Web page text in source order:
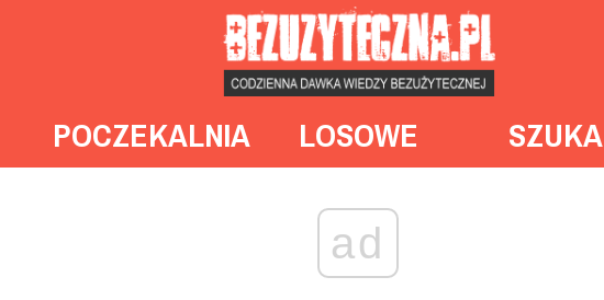
POCZEKALNIA LOSOWE
ad